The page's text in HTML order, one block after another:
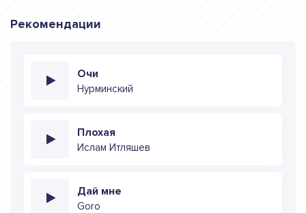
Рекомендации
Очи
Нурминский
Плохая
Ислам Итляшев
Дай мне
Goro